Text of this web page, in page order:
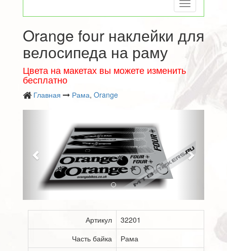
Toggle
navigation
Orange four наклейки для
велосипеда на раму
Цвета на макетах вы можете изменить
бесплатно
Главная Рама, Orange
Артикул
32201
Часть байка
Рама